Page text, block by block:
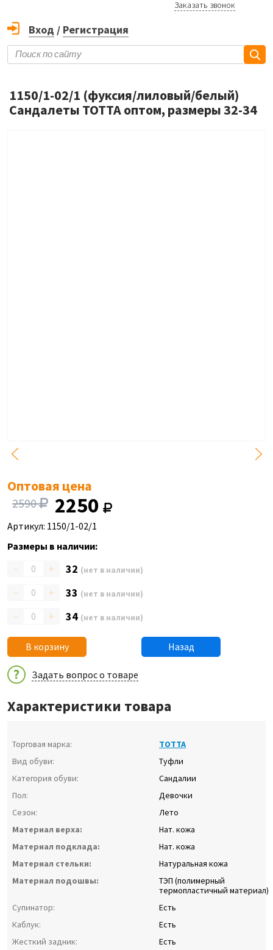
Заказать звонок
Вход / Регистрация
1150/1-02/1 (фуксия/лиловый/белый)
Сандалеты ТОТТА оптом, размеры 32-34
Оптовая цена
2590 2250
Артикул: 1150/1-02/1
Размеры в наличии:
– + 32 (нет в наличии)
– + 33 (нет в наличии)
– + 34 (нет в наличии)
В корзину Назад
Задать вопрос о товаре
Характеристики товара
Торговая марка:
ТОТТА
Вид обуви:
Туфли
Категория обуви:
Сандалии
Пол:
Девочки
Сезон:
Лето
Материал верха:
Нат. кожа
Материал подклада:
Нат. кожа
Материал стельки:
Натуральная кожа
Материал подошвы:
ТЭП (полимерный
термопластичный материал)
Супинатор:
Есть
Каблук:
Есть
Жесткий задник:
Есть